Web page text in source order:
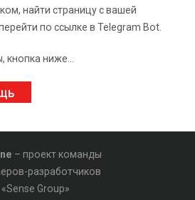
найти страницу с вашей
по ссылке в Telegram Bot.
кнопка ниже...
– проект команды
разработчиков
«Sense Group»